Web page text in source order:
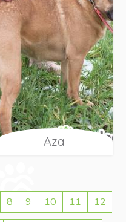
Aza
8 9 10 11 12